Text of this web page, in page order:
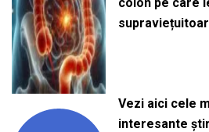
Vezi aici cele
interesante